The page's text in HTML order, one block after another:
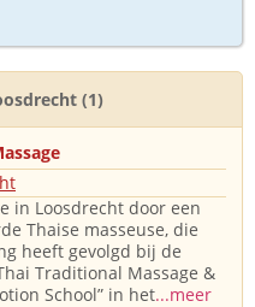
(1)
in Loosdrecht door een
Thaise masseuse, die
heeft gevolgd bij de
Traditional Massage &
School” in het...meer